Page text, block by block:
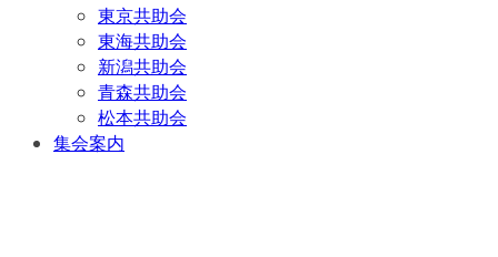
東京共助会
東海共助会
新潟共助会
青森共助会
松本共助会
集会案内